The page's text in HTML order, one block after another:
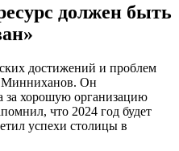
должен быть
достижений и проблем
Минниханов. Он
за хорошую организацию
что 2024 год будет
успехи столицы в